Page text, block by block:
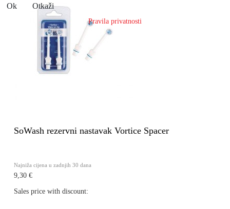
SoWash rezervni nastavak Vortice Spacer
Najniža cijena u zadnjih 30 dana
9,30 €
Sales price with discount:
Ok Otkaži
Pravila privatnosti